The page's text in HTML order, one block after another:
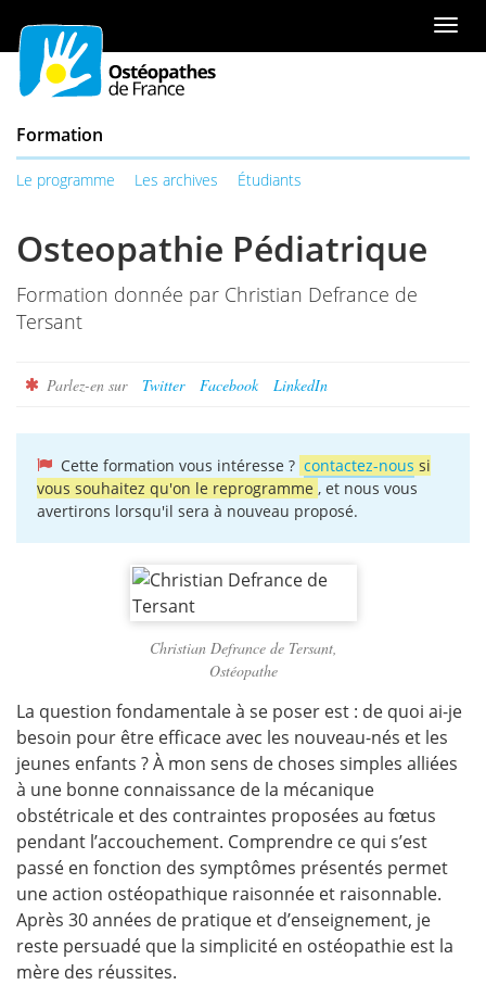
au
contenu
table
matières
de
Formation
Le programme Les archives Étudiants
Osteopathie Pédiatrique
Formation donnée par Christian Defrance de
Tersant
Parlez-en sur Twitter Facebook LinkedIn
Cette formation vous intéresse ? contactez-nous si
vous souhaitez qu'on le reprogramme , et nous vous
avertirons lorsqu'il sera à nouveau proposé.
Christian Defrance de Tersant,
Ostéopathe
La question fondamentale à se poser est : de quoi ai-je
besoin pour être efficace avec les nouveau-nés et les
jeunes enfants ? À mon sens de choses simples alliées
à une bonne connaissance de la mécanique
obstétricale et des contraintes proposées au fœtus
pendant l’accouchement. Comprendre ce qui s’est
passé en fonction des symptômes présentés permet
une action ostéopathique raisonnée et raisonnable.
Après 30 années de pratique et d’enseignement, je
reste persuadé que la simplicité en ostéopathie est la
mère des réussites.